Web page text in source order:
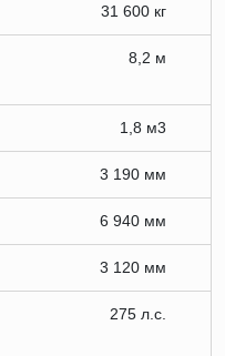
31 600 кг
8,2 м
1,8 м3
3 190 мм
6 940 мм
3 120 мм
275 л.с.